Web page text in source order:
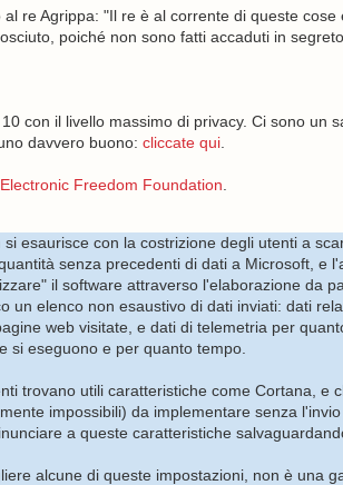
re Agrippa: "Il re è al corrente di queste cose
poiché non sono fatti accaduti in
con il livello massimo di privacy. Ci sono un
davvero buono: cliccate qui.
Electronic Freedom Foundation
esaurisce con la costrizione degli utenti a
senza precedenti di dati a Microsoft, e
il software attraverso l'elaborazione da
un elenco non esaustivo di dati inviati: dati
web visitate, e dati di telemetria per
si eseguono e per quanto tempo.
trovano utili caratteristiche come Cortana, e
impossibili) da implementare senza
a queste caratteristiche
alcune di queste impostazioni, non è una